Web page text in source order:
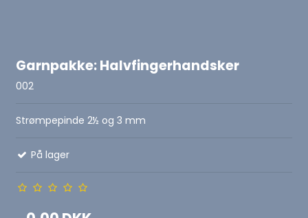
Garnpakke: Halvfingerhandsker
002
Strømpepinde 2½ og 3 mm
På lager